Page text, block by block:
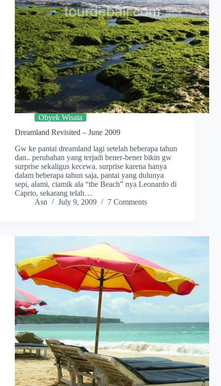
Obyek Wisata
Dreamland Revisited – June 2009
Gw ke pantai dreamland lagi setelah beberapa tahun
dan.. perubahan yang terjadi bener-bener bikin gw
surprise sekaligus kecewa. surprise karena hanya
dalam beberapa tahun saja, pantai yang dulunya
sepi, alami, ciamik ala “the Beach” nya Leonardo di
Caprio, sekarang telah…
Asn
July 9, 2009 7 Comments